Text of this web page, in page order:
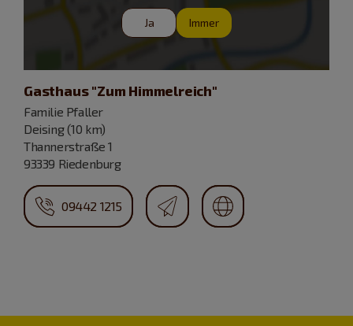
Ja Immer
Gasthaus "Zum Himmelreich"
Familie Pfaller
Deising (10 km)
Thannerstraße 1
93339 Riedenburg
09442 1215